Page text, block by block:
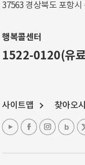
37563 경상북도 포항
행복콜센터
1522-0120(유
사이트맵 찾아오